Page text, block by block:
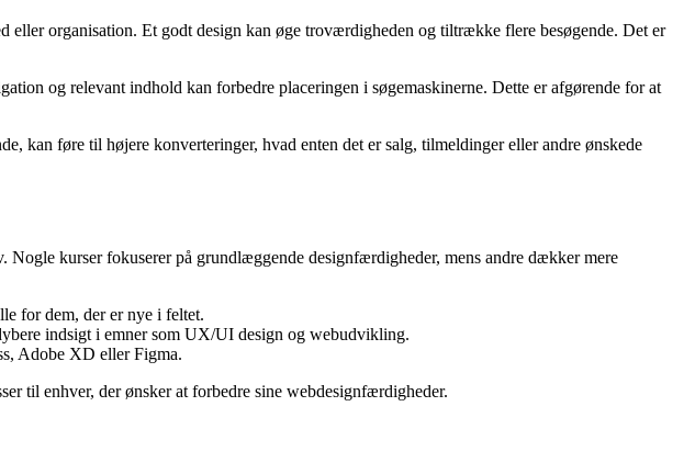
organisation. Et godt design kan øge troværdigheden og tiltrække flere besøgende. Det er
og relevant indhold kan forbedre placeringen i søgemaskinerne. Dette er afgørende for at
kan føre til højere konverteringer, hvad enten det er salg, tilmeldinger eller andre ønskede
kurser fokuserer på grundlæggende designfærdigheder, mens andre dækker mere
for dem, der er nye i feltet.
indsigt i emner som UX/UI design og webudvikling.
Adobe XD eller Figma.
til enhver, der ønsker at forbedre sine webdesignfærdigheder.